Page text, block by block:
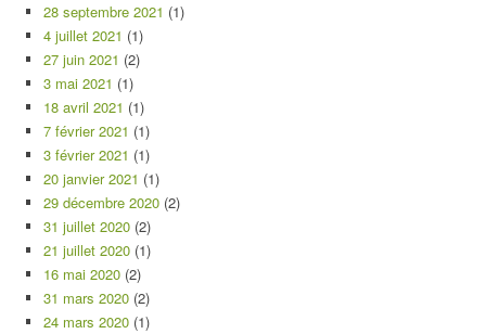
28 septembre 2021 (1)
4 juillet 2021 (1)
27 juin 2021 (2)
3 mai 2021 (1)
18 avril 2021 (1)
7 février 2021 (1)
3 février 2021 (1)
20 janvier 2021 (1)
29 décembre 2020 (2)
31 juillet 2020 (2)
21 juillet 2020 (1)
16 mai 2020 (2)
31 mars 2020 (2)
24 mars 2020 (1)